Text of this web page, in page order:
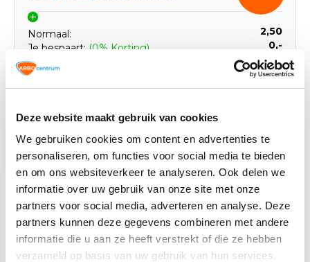
Deze website maakt gebruik van cookies
We gebruiken cookies om content en advertenties te
personaliseren, om functies voor social media te bieden
en om ons websiteverkeer te analyseren. Ook delen we
informatie over uw gebruik van onze site met onze
partners voor social media, adverteren en analyse. Deze
partners kunnen deze gegevens combineren met andere
informatie die u aan ze heeft verstrekt of die ze hebben
verzameld op basis van uw gebruik van hun services.
Normaal:
2,50
Je bespaart: (0% Korting) 0,-
Totaalbedrag: 2,50
Gerelateerde producten